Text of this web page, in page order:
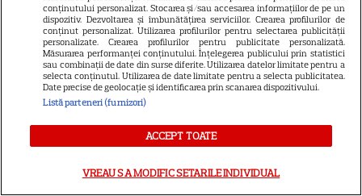
PRIME VIDEO
Jamie Campbell Bower, starul
din „Stranger Things”, intră în
universul „Stăpânul Inelelor”.
sezonul 3
NETFLIX
conținutului personalizat. Stocarea și/sau accesarea informațiilor de pe un
dispozitiv. Dezvoltarea și îmbunătățirea serviciilor. Crearea profilurilor de
conținut personalizat. Utilizarea profilurilor pentru selectarea publicității
personalizate. Crearea profilurilor pentru publicitate personalizată.
Măsurarea performanței conținutului. Înțelegerea publicului prin statistici
sau combinații de date din surse diferite. Utilizarea datelor limitate pentru a
selecta conținutul. Utilizarea de date limitate pentru a selecta publicitatea.
Date precise de geolocație și identificarea prin scanarea dispozitivului.
Listă parteneri (furnizori)
ACCEPT TOATE
VREAU SA MODIFIC SETARILE INDIVIDUAL